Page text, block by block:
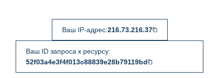
Ваш IP-адрес:216.73.216.37
Ваш ID запроса к ресурсу:
52f03a4e3f4f013c88839e28b79119bd